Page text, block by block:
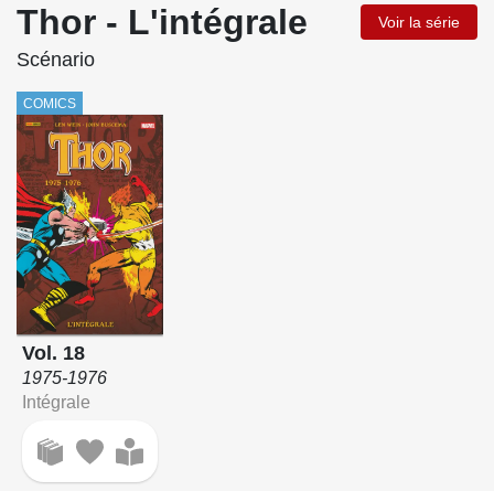
Thor - L'intégrale Voir la série
Scénario
COMICS
Vol. 18
1975-1976
Intégrale